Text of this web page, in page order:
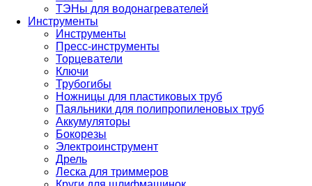
ТЭНы для водонагревателей
Инструменты
Инструменты
Пресс-инструменты
Торцеватели
Ключи
Трубогибы
Ножницы для пластиковых труб
Паяльники для полипропиленовых труб
Аккумуляторы
Бокорезы
Электроинструмент
Дрель
Леска для триммеров